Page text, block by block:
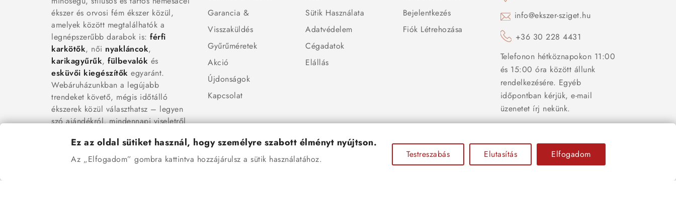
ékszer és orvosi fém ékszer közül,
amelyek között megtalálhatók a
legnépszerűbb darabok is: férfi
karkötők, női nyakláncok,
karikagyűrűk, fülbevalók és
esküvői kiegészítők egyaránt.
Webáruházunkban a legújabb
trendeket követő, mégis időtálló
ékszerek közül választhatsz – legyen
szó ajándékról, mindennapi viseletről
Garancia &
Visszaküldés
Gyűrűméretek
Akció
Újdonságok
Kapcsolat
Sütik Használata
Adatvédelem
Cégadatok
Elállás
Bejelentkezés
Fiók Létrehozása
info@ekszer-sziget.hu
+36 30 228 4431
Telefonon hétköznapokon 11:00
és 15:00 óra között állunk
rendelkezésére. Egyéb
időpontban kérjük, e-mail
üzenetet írj nekünk.
Ez az oldal sütiket használ, hogy személyre szabott élményt nyújtson.
Az „Elfogadom” gombra kattintva hozzájárulsz a sütik használatához. Testreszabás Elutasítás Elfogadom